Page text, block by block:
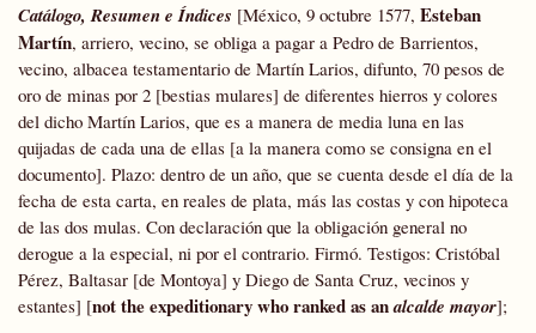
Catálogo, Resumen e Índices [México, 9 octubre 1577, Esteban
Martín, arriero, vecino, se obliga a pagar a Pedro de Barrientos,
vecino, albacea testamentario de Martín Larios, difunto, 70 pesos de
oro de minas por 2 [bestias mulares] de diferentes hierros y colores
del dicho Martín Larios, que es a manera de media luna en las
quijadas de cada una de ellas [a la manera como se consigna en el
documento]. Plazo: dentro de un año, que se cuenta desde el día de la
fecha de esta carta, en reales de plata, más las costas y con hipoteca
de las dos mulas. Con declaración que la obligación general no
derogue a la especial, ni por el contrario. Firmó. Testigos: Cristóbal
Pérez, Baltasar [de Montoya] y Diego de Santa Cruz, vecinos y
estantes] [not the expeditionary who ranked as analcalde mayor];